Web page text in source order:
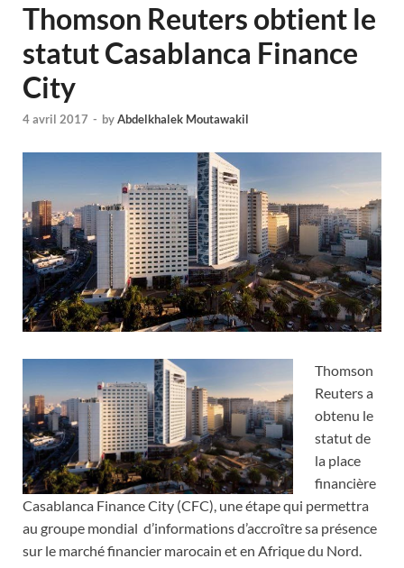
Thomson Reuters obtient le
statut Casablanca Finance
City
4 avril 2017 - byAbdelkhalek Moutawakil
Thomson
Reuters a
obtenu le
statut de
la place
financière
Casablanca Finance City (CFC), une étape qui permettra
au groupe mondial d’informations d’accroître sa présence
sur le marché financier marocain et en Afrique du Nord.